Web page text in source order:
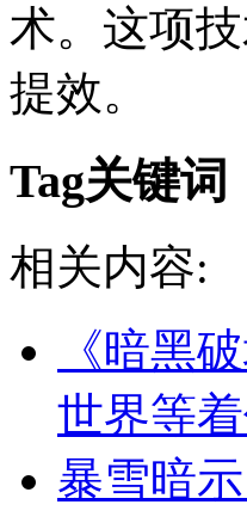
术。这项
提效。
Tag关键词
相关内容:
《暗黑
世界等
暴雪暗